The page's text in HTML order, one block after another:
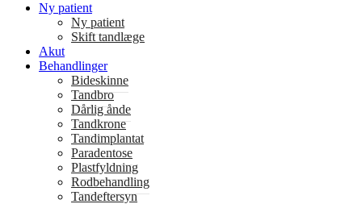
Ny patient
Ny patient
Skift tandlæge
Akut
Behandlinger
Bideskinne
Tandbro
Dårlig ånde
Tandkrone
Tandimplantat
Paradentose
Plastfyldning
Rodbehandling
Tandeftersyn